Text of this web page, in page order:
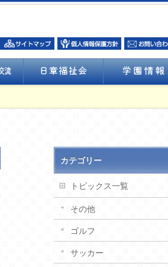
カテゴリー
トピックス一覧
その他
ゴルフ
サッカー